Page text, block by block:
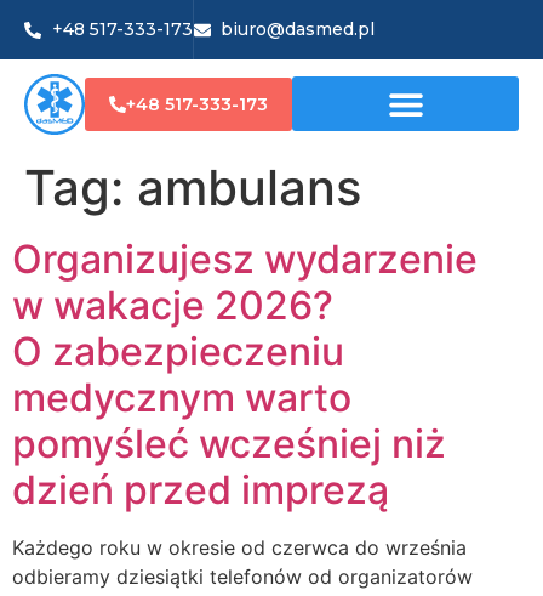
+48 517-333-173 biuro@dasmed.pl
+48 517-333-173
Tag: ambulans
Organizujesz wydarzenie
w wakacje 2026?
O zabezpieczeniu
medycznym warto
pomyśleć wcześniej niż
dzień przed imprezą
Każdego roku w okresie od czerwca do września
odbieramy dziesiątki telefonów od organizatorów